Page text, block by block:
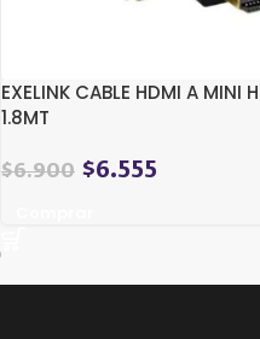
EXELINK CABLE HDMI A MINI
1.8MT
$6.900 $6.555